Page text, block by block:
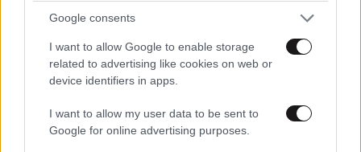
Google consents
I want to allow Google to enable storage
related to advertising like cookies on web or
device identifiers in apps.
I want to allow my user data to be sent to
Google for online advertising purposes.
Ακυρώνει δύο συμβόλαια ο Λαρεντζάκης και
υπογράφει σε ελληνική ομάδα-έκπληξη!